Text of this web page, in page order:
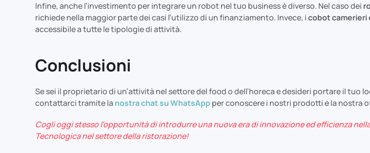
Infine, anche l’investimento per integrare un robot nel tuo business è diverso. Nel caso dei
richiede nella maggior parte dei casi l’utilizzo di un finanziamento. Invece, icobot camerieri
accessibile a tutte le tipologie di attività.
Conclusioni
Se sei il proprietario di un’attività nel settore del food o dell’horeca e desideri portare il tuo
contattarci tramite la nostra chat su WhatsAppper conoscere i nostri prodotti e la nostra
Cogli oggi stesso l’opportunità di introdurre una nuova era di innovazione ed efficienza
Tecnologica nel settore della ristorazione!